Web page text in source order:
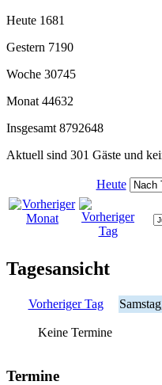
Heute 1681
Gestern 7190
Woche 30745
Monat 44632
Insgesamt 8792648
Aktuell sind 301 Gäste und
Heute
Tagesansicht
Vorheriger Tag
Keine Termine
Termine